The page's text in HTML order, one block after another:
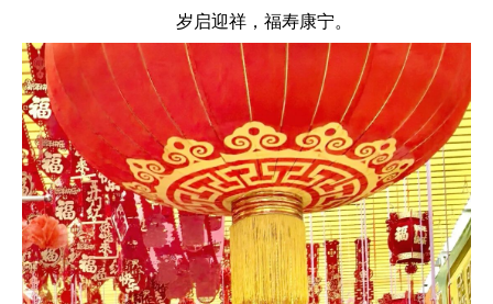
岁启迎祥，福寿康宁。